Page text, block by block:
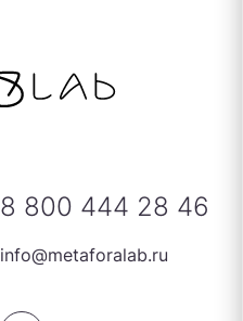
8 800 444 28 46
info@metaforalab.ru